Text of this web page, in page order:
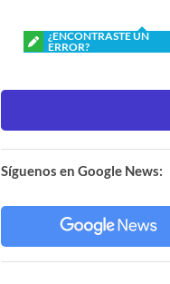
¿ENCONTRASTE UN
ERROR?
Síguenos en Google News: